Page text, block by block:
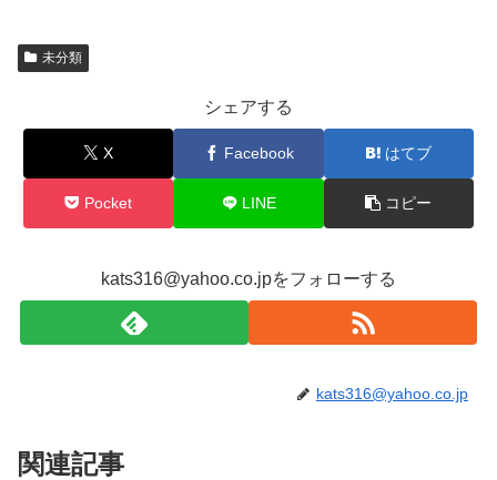
未分類
シェアする
X Facebook はてブ
Pocket LINE コピー
kats316@yahoo.co.jpをフォローする
kats316@yahoo.co.jp
関連記事